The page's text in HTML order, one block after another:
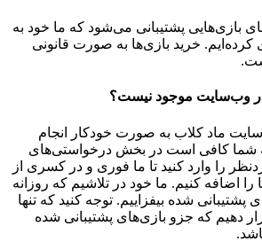
بازی‌هایی پشتیبانی می‌شود که ما خود به
خرید بازی‌ها به صورت قانونی
وب‌سایت موجود نیست؟
ماد کلاب به صورت خودکار انجام
شما کافی است در بخش درخواستی‌های
را وارد کنید تا ما فوری و در کسری از
را اضافه کنیم. ما خود در تلاشیم که روزانه
پشتیبانی شده بیفزاییم. توجه کنید که تنها
دهیم که جزو بازی‌های پشتیبانی شده